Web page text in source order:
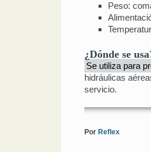
Peso:
¿Dónde se
Se utiliza para
hidráulicas
servicio.
Por Reflex